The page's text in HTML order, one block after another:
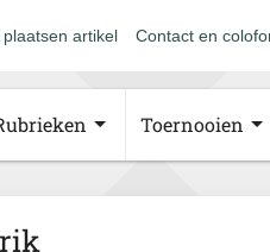
plaatsen artikel Contact en
Toernooien